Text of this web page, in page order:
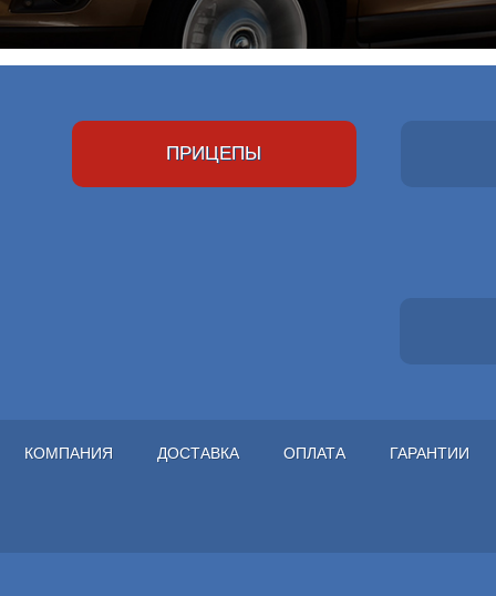
ПРИЦЕПЫ
КОМПАНИЯ ДОСТАВКА ОПЛАТА ГАРАНТИИ